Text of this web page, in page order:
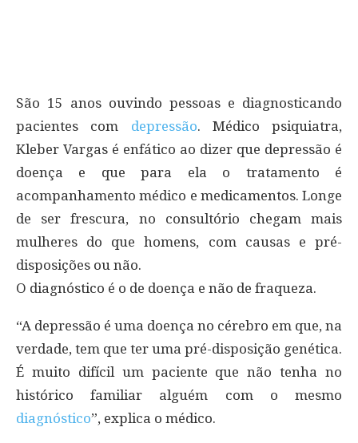
São 15 anos ouvindo pessoas e diagnosticando
pacientes com depressão. Médico psiquiatra,
Kleber Vargas é enfático ao dizer que depressão é
doença e que para ela o tratamento é
acompanhamento médico e medicamentos. Longe
de ser frescura, no consultório chegam mais
mulheres do que homens, com causas e pré-
disposições ou não.
O diagnóstico é o de doença e não de fraqueza.
“A depressão é uma doença no cérebro em que, na
verdade, tem que ter uma pré-disposição genética.
É muito difícil um paciente que não tenha no
histórico familiar alguém com o mesmo
diagnóstico”, explica o médico.